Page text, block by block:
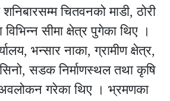
चितवनको माडी, ठोरी
विभिन्न सीमा क्षेत्र पुगेका थिए ।
भन्सार नाका, ग्रामीण क्षेत्र,
सडक निर्माणस्थल तथा कृषि
अवलोकन गरेका थिए । भ्रमणका